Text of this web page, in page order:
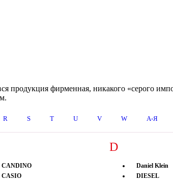
продукция фирменная, никакого «серого
R S T U V W А-Я
CANDINO
CASIO
D
Daniel Klein
DIESEL